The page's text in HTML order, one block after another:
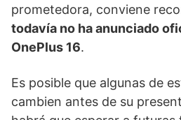
prometedora, conviene
todavía no ha anunciado
OnePlus 16.
Es posible que algunas de
cambien antes de su